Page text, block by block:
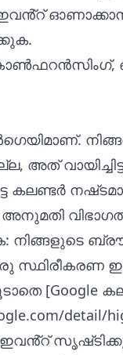
നിങ്ങൾ
അത്
കലണ്ടർ
നിങ്ങളുടെ
[Google
detail/
ഇവൻ്റ്